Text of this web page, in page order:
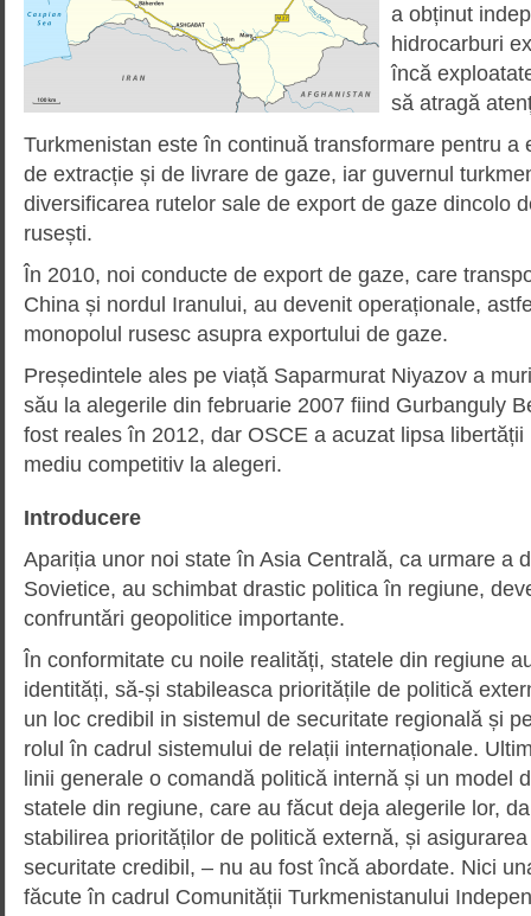
a obținut
hidrocarburi
încă
să atragă
Turkmenistan este în continuă transformare pentru a
de extracție și de livrare de gaze, iar guvernul
diversificarea rutelor sale de export de gaze dincolo
rusești.
În 2010, noi conducte de export de gaze, care
China și nordul Iranului, au devenit operaționale,
monopolul rusesc asupra exportului de gaze.
Președintele ales pe viață Saparmurat Niyazov a
său la alegerile din februarie 2007 fiind Gurbanguly
fost reales în 2012, dar OSCE a acuzat lipsa
mediu competitiv la alegeri.
Introducere
Apariția unor noi state în Asia Centrală, ca urmare a
Sovietice, au schimbat drastic politica în regiune,
confruntări geopolitice importante.
În conformitate cu noile realități, statele din regiune
identități, să-și stabileasca prioritățile de politică
un loc credibil in sistemul de securitate regională și
rolul în cadrul sistemului de relații internaționale.
linii generale o comandă politică internă și un model
statele din regiune, care au făcut deja alegerile lor,
stabilirea priorităților de politică externă, și
securitate credibil, – nu au fost încă abordate. Nici
făcute în cadrul Comunității Turkmenistanului